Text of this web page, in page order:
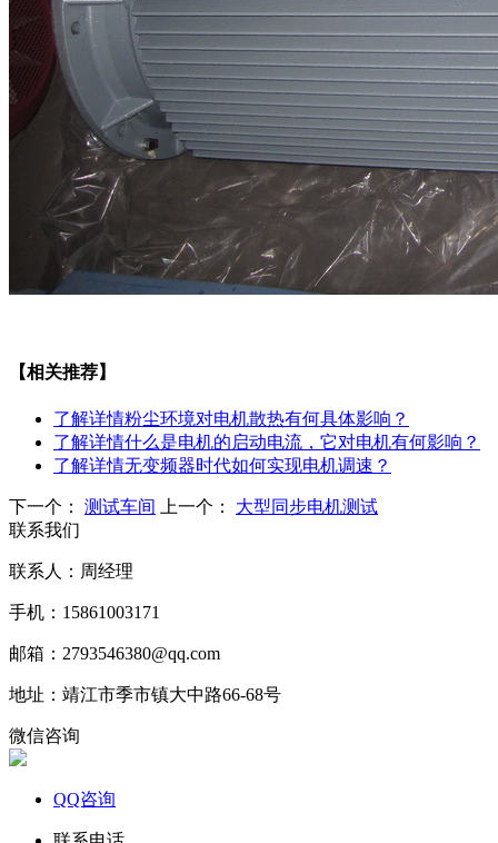
【相关推荐】
了解详情粉尘环境对电机散热有何具体影响？
了解详情什么是电机的启动电流，它对电机有何影响？
了解详情无变频器时代如何实现电机调速？
下一个： 测试车间 上一个： 大型同步电机测试
联系我们
联系人：周经理
手机：15861003171
邮箱：2793546380@qq.com
地址：靖江市季市镇大中路66-68号
微信咨询
QQ咨询